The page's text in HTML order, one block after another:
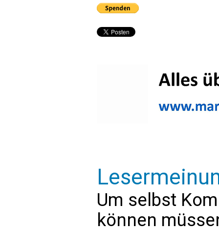
Um selbst
können